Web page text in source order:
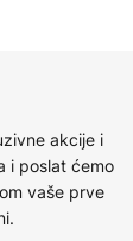
akcije i
i poslat ćemo
vaše prve